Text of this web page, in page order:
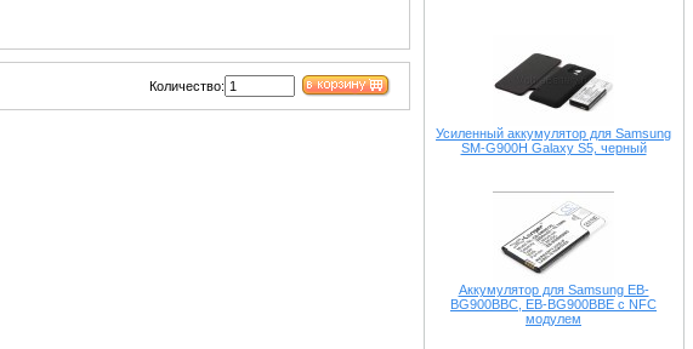
Усиленный аккумулятор для Samsung
SM-G900H Galaxy S5, черный
Аккумулятор для Samsung EB-
BG900BBC, EB-BG900BBE с NFC
модулем
Количество: